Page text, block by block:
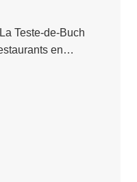
Teste-de-Buch
en…